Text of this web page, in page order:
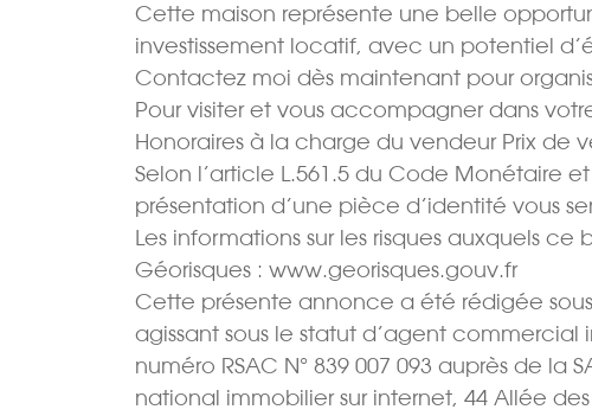
Cette maison représente une belle
investissement locatif, avec un potentiel
Contactez moi dès maintenant pour
Pour visiter et vous accompagner dans
Honoraires à la charge du vendeur Prix de
Selon l’article L.561.5 du Code Monétaire
présentation d’une pièce d’identité vous
Les informations sur les risques auxquels ce
Géorisques : www.georisques.gouv.fr
Cette présente annonce a été rédigée sous
agissant sous le statut d’agent commercial
numéro RSAC N° 839 007 093 auprès de la
national immobilier sur internet, 44 Allée des